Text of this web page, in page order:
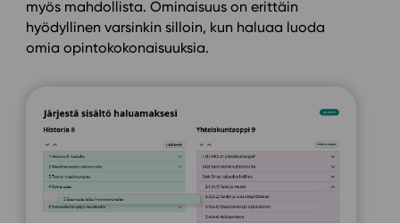
myös mahdollista. Ominaisuus on erittäin
hyödyllinen varsinkin silloin, kun haluaa luoda
omia opintokokonaisuuksia.